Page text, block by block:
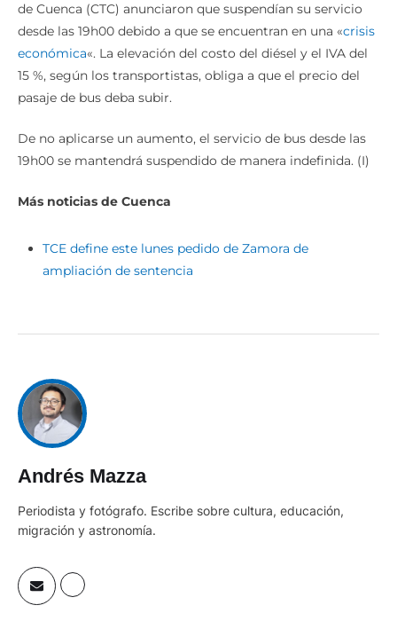
de Cuenca (CTC) anunciaron que suspendían su servicio
desde las 19h00 debido a que se encuentran en una «crisis
económica«. La elevación del costo del diésel y el IVA del
15 %, según los transportistas, obliga a que el precio del
pasaje de bus deba subir.
De no aplicarse un aumento, el servicio de bus desde las
19h00 se mantendrá suspendido de manera indefinida. (I)
Más noticias de Cuenca
TCE define este lunes pedido de Zamora de
ampliación de sentencia
Andrés Mazza
Periodista y fotógrafo. Escribe sobre cultura, educación,
migración y astronomía.